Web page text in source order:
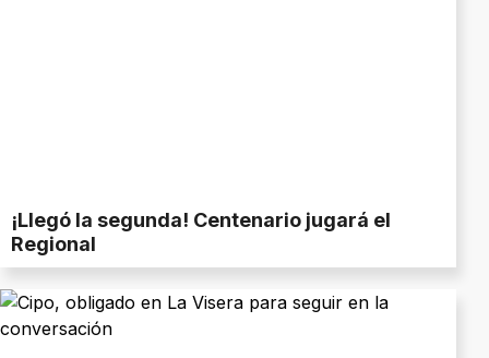
¡Llegó la segunda! Centenario jugará el
Regional